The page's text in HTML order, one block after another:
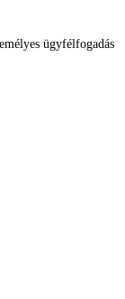
ügyfélfogadás